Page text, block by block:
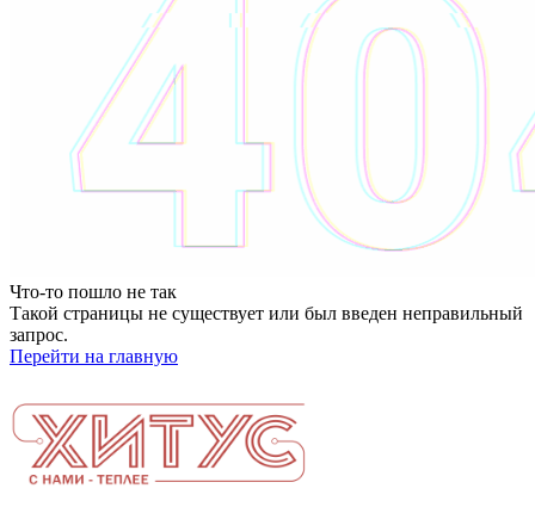
Что-то пошло не так
Такой страницы не существует или был введен неправильный
запрос.
Перейти на главную